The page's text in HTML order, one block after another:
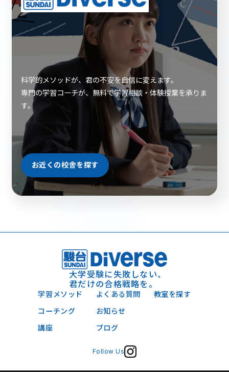
お近くの校舎を探す
科学的メソッドが、君の不安を自信に変えます。
専門の学習コーチが、無料で学習相談・体験授業を承りま
す。
お近くの校舎を探す
大学受験に失敗しない、
君だけの合格戦略を。
学習メソッド
コーチング
講座
よくある質問
お知らせ
ブログ
教室を探す
Follow Us